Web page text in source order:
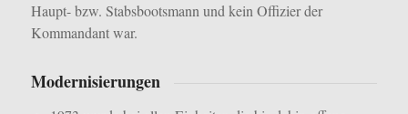
Haupt- bzw. Stabsbootsmann und kein Offizier der
Kommandant war.
Modernisierungen